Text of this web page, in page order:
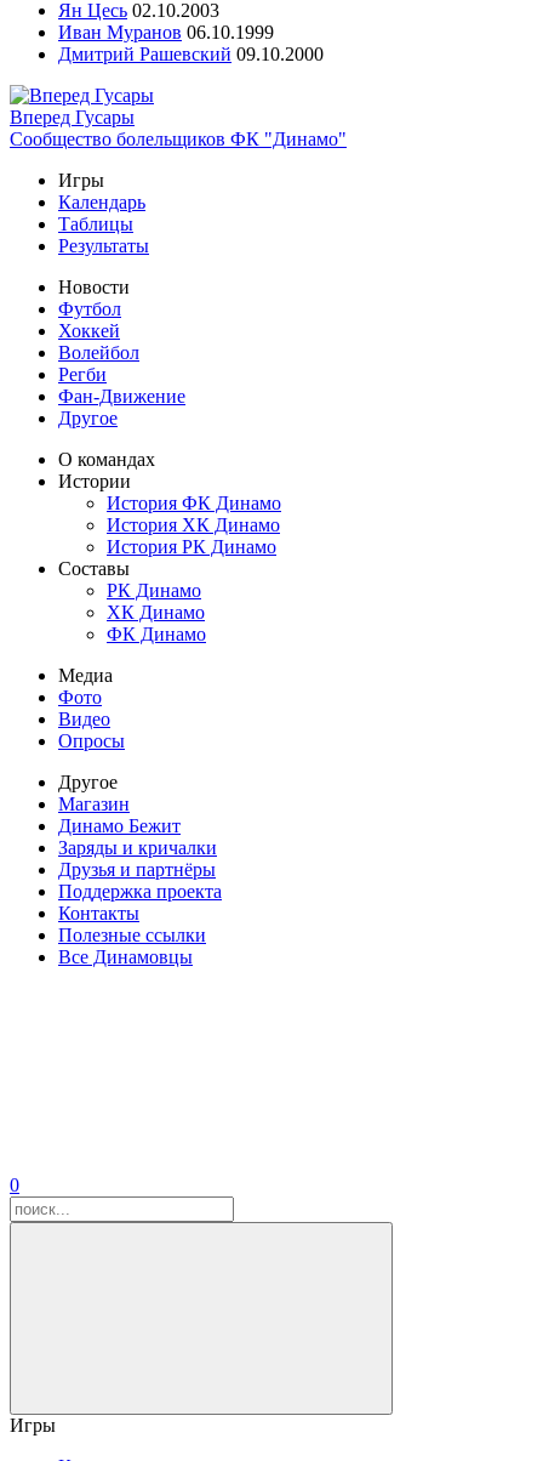
Ян Цесь 02.10.2003
Иван Муранов 06.10.1999
Дмитрий Рашевский 09.10.2000
Вперед Гусары
Сообщество болельщиков ФК "Динамо"
Игры
Календарь
Таблицы
Результаты
Новости
Футбол
Хоккей
Волейбол
Регби
Фан-Движение
Другое
О командах
Истории
История ФК Динамо
История ХК Динамо
История РК Динамо
Составы
РК Динамо
ХК Динамо
ФК Динамо
Медиа
Фото
Видео
Опросы
Другое
Магазин
Динамо Бежит
Заряды и кричалки
Друзья и партнёры
Поддержка проекта
Контакты
Полезные ссылки
Все Динамовцы
0
Игры